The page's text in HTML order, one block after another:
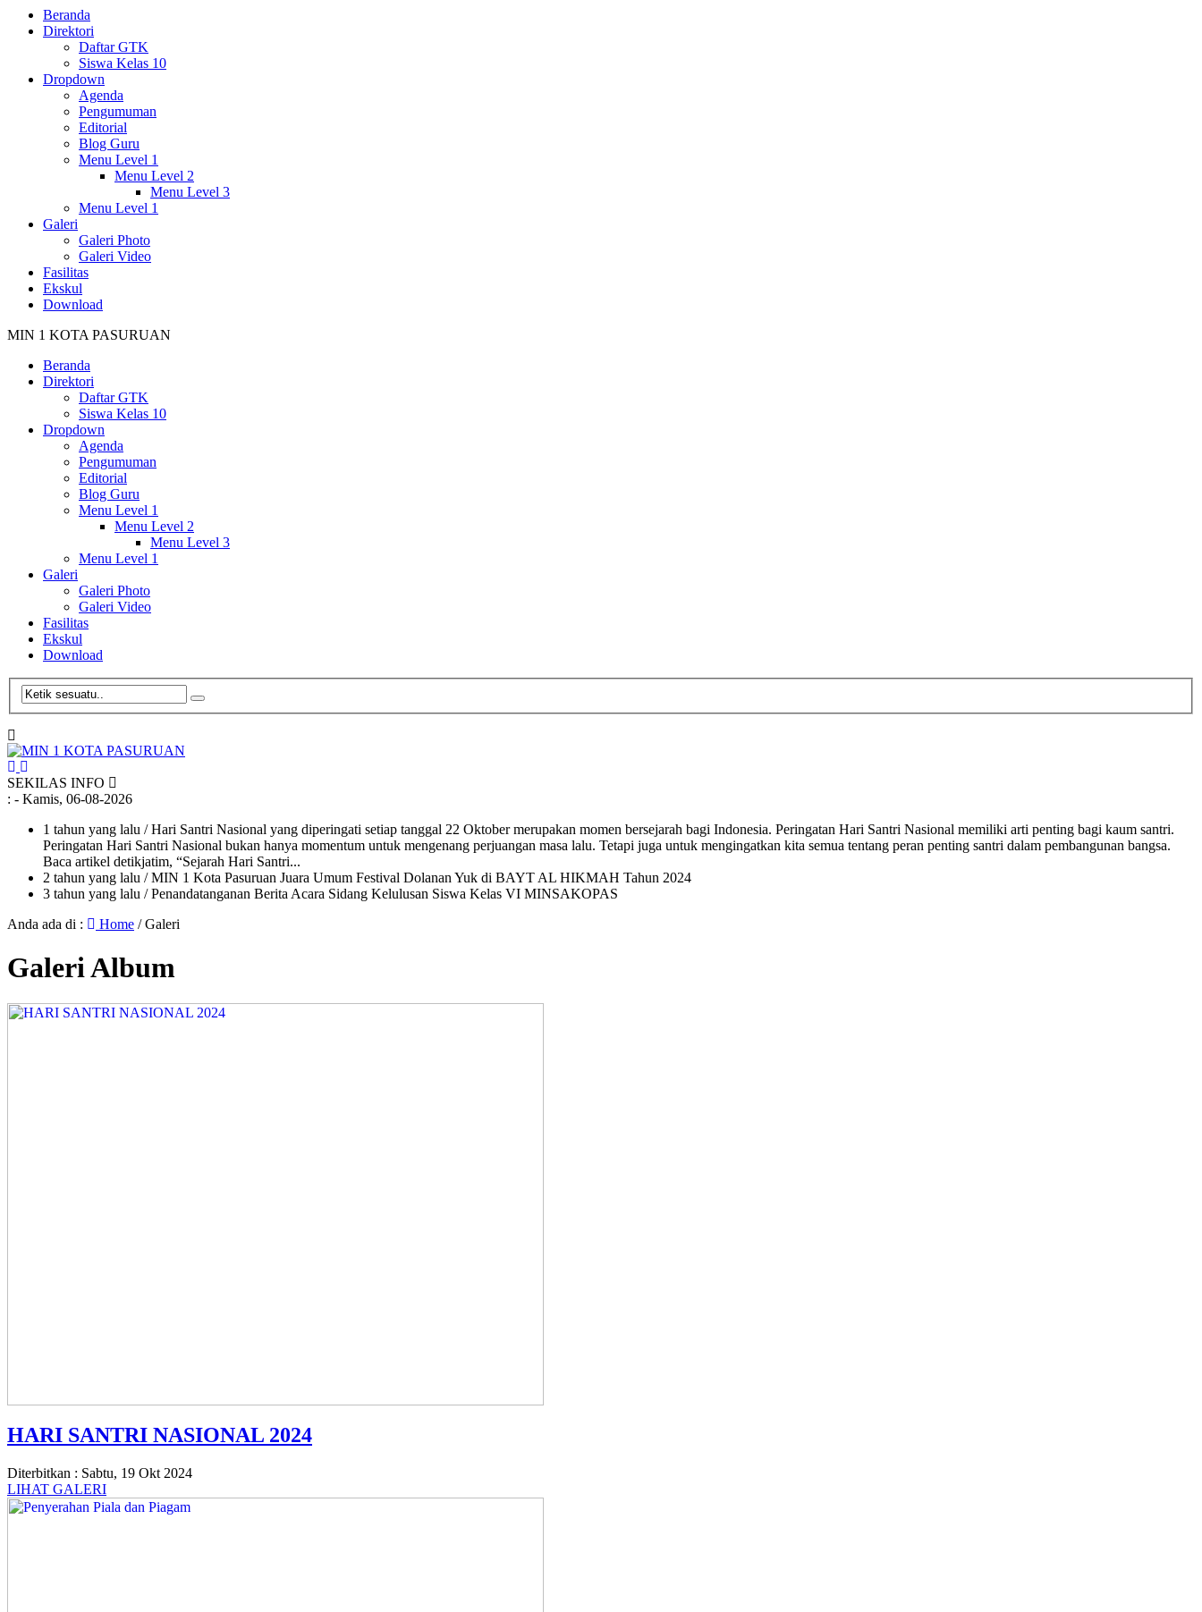
Beranda
Direktori
Daftar GTK
Siswa Kelas 10
Dropdown
Agenda
Pengumuman
Editorial
Blog Guru
Menu Level 1
Menu Level 2
Menu Level 3
Menu Level 1
Galeri
Galeri Photo
Galeri Video
Fasilitas
Ekskul
Download
MIN 1 KOTA PASURUAN
Beranda
Direktori
Daftar GTK
Siswa Kelas 10
Dropdown
Agenda
Pengumuman
Editorial
Blog Guru
Menu Level 1
Menu Level 2
Menu Level 3
Menu Level 1
Galeri
Galeri Photo
Galeri Video
Fasilitas
Ekskul
Download
SEKILAS INFO
: - Kamis, 06-08-2026
1 tahun yang lalu / Hari Santri Nasional yang diperingati setiap tanggal 22 Oktober merupakan momen bersejarah bagi Indonesia. Peringatan Hari Santri Nasional memiliki arti penting bagi kaum santri.
Peringatan Hari Santri Nasional bukan hanya momentum untuk mengenang perjuangan masa lalu. Tetapi juga untuk mengingatkan kita semua tentang peran penting santri dalam pembangunan bangsa.
Baca artikel detikjatim, “Sejarah Hari Santri...
2 tahun yang lalu / MIN 1 Kota Pasuruan Juara Umum Festival Dolanan Yuk di BAYT AL HIKMAH Tahun 2024
3 tahun yang lalu / Penandatanganan Berita Acara Sidang Kelulusan Siswa Kelas VI MINSAKOPAS
Anda ada di :
Home /Galeri
Galeri Album
HARI SANTRI NASIONAL 2024
Diterbitkan : Sabtu, 19 Okt 2024
LIHAT GALERI